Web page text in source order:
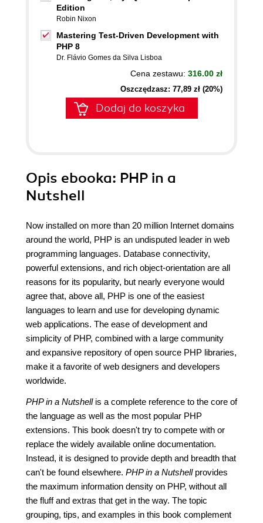
Edition
Robin Nixon
Mastering Test-Driven Development with
PHP 8
Dr. Flávio Gomes da Silva Lisboa
Cena zestawu: 316.00 zł
Oszczędzasz: 77,89 zł (20%)
Dodaj do koszyka
Opis ebooka: PHP in a
Nutshell
Now installed on more than 20 million Internet domains
around the world, PHP is an undisputed leader in web
programming languages. Database connectivity,
powerful extensions, and rich object-orientation are all
reasons for its popularity, but nearly everyone would
agree that, above all, PHP is one of the easiest
languages to learn and use for developing dynamic
web applications. The ease of development and
simplicity of PHP, combined with a large community
and expansive repository of open source PHP libraries,
make it a favorite of web designers and developers
worldwide.
PHP in a Nutshellis a complete reference to the core of
the language as well as the most popular PHP
extensions. This book doesn't try to compete with or
replace the widely available online documentation.
Instead, it is designed to provide depth and breadth that
can't be found elsewhere. PHP in a Nutshellprovides
the maximum information density on PHP, without all
the fluff and extras that get in the way. The topic
grouping, tips, and examples in this book complement